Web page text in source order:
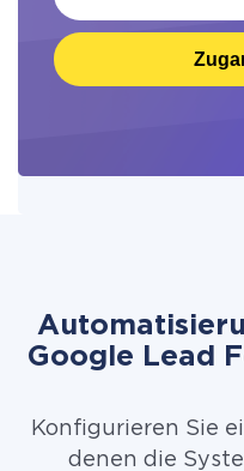
Google Lead
Konfigurieren Sie
denen die